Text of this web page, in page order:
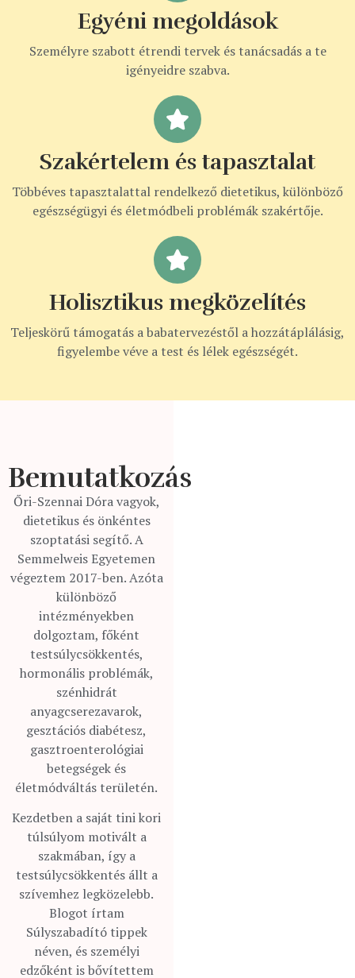
Egyéni megoldások
Személyre szabott étrendi tervek és tanácsadás a te
igényeidre szabva.
Szakértelem és tapasztalat
Többéves tapasztalattal rendelkező dietetikus, különböző
egészségügyi és életmódbeli problémák szakértője.
Holisztikus megközelítés
Teljeskörű támogatás a babatervezéstől a hozzátáplálásig,
figyelembe véve a test és lélek egészségét.
Bemutatkozás
Őri-Szennai Dóra vagyok,
dietetikus és önkéntes
szoptatási segítő. A
Semmelweis Egyetemen
végeztem 2017-ben. Azóta
különböző
intézményekben
dolgoztam, főként
testsúlycsökkentés,
hormonális problémák,
szénhidrát
anyagcserezavarok,
gesztációs diabétesz,
gasztroenterológiai
betegségek és
életmódváltás területén.
Kezdetben a saját tini kori
túlsúlyom motivált a
szakmában, így a
testsúlycsökkentés állt a
szívemhez legközelebb.
Blogot írtam
Súlyszabadító tippek
néven, és személyi
edzőként is bővítettem
Dietetikus és önkéntes
szoptatási segítő